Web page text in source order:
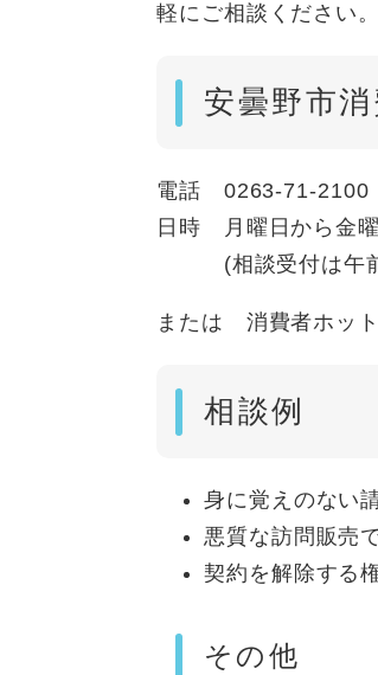
軽にご相談ください。
安曇野市
電話 0263-71-2100
日時
月曜日から金
(相談受付は午前9
または 消費者ホッ
相談例
身に覚えのない
悪質な訪問販売
契約を解除する
その他